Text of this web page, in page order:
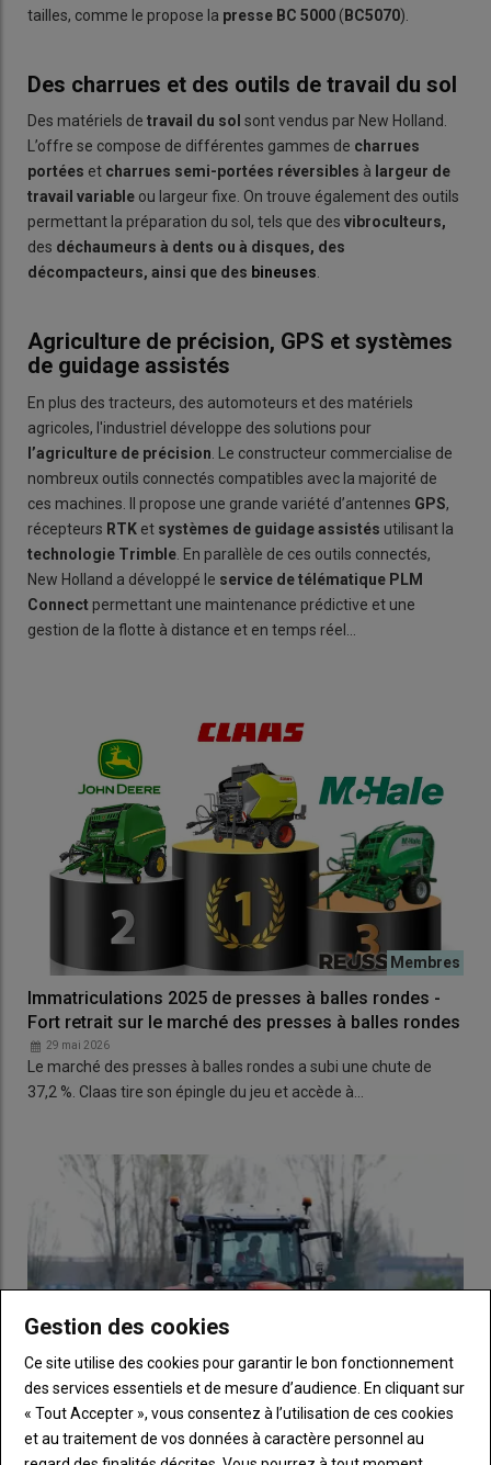
tailles, comme le propose la presse BC 5000 ( BC5070).
Des charrues et des outils de travail du sol
Des matériels de travail du sol sont vendus par New Holland.
L’offre se compose de différentes gammes de charrues
portées et charrues semi-portées réversibles à largeur de
travail variable ou largeur fixe. On trouve également des outils
permettant la préparation du sol, tels que des vibroculteurs,
des déchaumeurs à dents ou à disques, des
décompacteurs, ainsi que des bineuses.
Agriculture de précision, GPS et systèmes
de guidage assistés
En plus des tracteurs, des automoteurs et des matériels
agricoles, l'industriel développe des solutions pour
l’agriculture de précision . Le constructeur commercialise de
nombreux outils connectés compatibles avec la majorité de
ces machines. Il propose une grande variété d’antennes GPS,
récepteurs RTK et systèmes d e guidage assistés utilisant la
technologie Trimble . En parallèle de ces outils connectés,
New Holland a développé le service de télématique PLM
Connect permettant une maintenance prédictive et une
gestion de la flotte à distance et en temps réel…
Immatriculations 2025 de presses à balles rondes -
Fort retrait sur le marché des presses à balles rondes
29 mai 2026
Le marché des presses à balles rondes a subi une chute de
37,2 %. Claas tire son épingle du jeu et accède à…
Gestion des cookies
Ce site utilise des cookies pour garantir le bon fonctionnement
des services essentiels et de mesure d’audience. En cliquant sur
« Tout Accepter », vous consentez à l’utilisation de ces cookies
et au traitement de vos données à caractère personnel au